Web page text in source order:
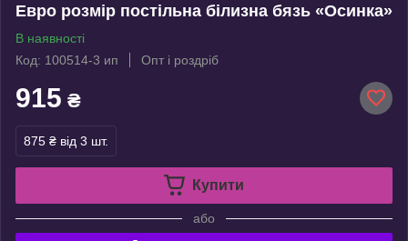
Евро розмір постільна білизна бязь «Осинка»
В наявності
Код: 100514-3 ип
Опт і роздріб
915 ₴
875 ₴ від 3 шт.
Купити
або